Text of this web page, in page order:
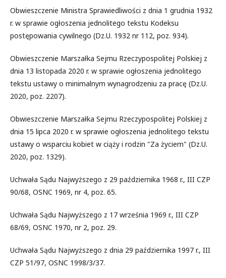
Obwieszczenie Ministra Sprawiedliwości z dnia 1 grudnia 1932
r. w sprawie ogłoszenia jednolitego tekstu Kodeksu
postępowania cywilnego (Dz.U. 1932 nr 112, poz. 934).
Obwieszczenie Marszałka Sejmu Rzeczypospolitej Polskiej z
dnia 13 listopada 2020 r. w sprawie ogłoszenia jednolitego
tekstu ustawy o minimalnym wynagrodzeniu za pracę (Dz.U.
2020, poz. 2207).
Obwieszczenie Marszałka Sejmu Rzeczypospolitej Polskiej z
dnia 15 lipca 2020 r. w sprawie ogłoszenia jednolitego tekstu
ustawy o wsparciu kobiet w ciąży i rodzin "Za życiem" (Dz.U.
2020, poz. 1329).
Uchwała Sądu Najwyższego z 29 października 1968 r., III CZP
90/68, OSNC 1969, nr 4, poz. 65.
Uchwała Sądu Najwyższego z 17 września 1969 r., III CZP
68/69, OSNC 1970, nr 2, poz. 29.
Uchwała Sądu Najwyższego z dnia 29 października 1997 r., III
CZP 51/97, OSNC 1998/3/37.